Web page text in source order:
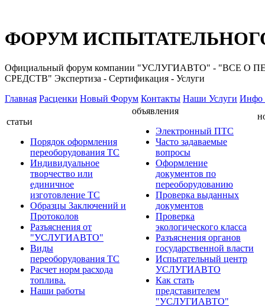
ФОРУМ
Официальный форум компании "УСЛУГИАВТО" -
СРЕДСТВ" Экспертиза - Сертификация - Услуги
Главная Расценки Новый Форум Контакты Наши Услуги Инфо
статьи
Порядок оформления
переоборудования ТС
Индивидуальное
творчество или
единичное
изготовление ТС
Образцы Заключений и
Протоколов
Разъяснения от
"УСЛУГИАВТО"
Виды
переоборудования ТС
Расчет норм расхода
топлива.
Наши работы
объявления
Электронный ПТС
Часто задаваемые
вопросы
Оформление
документов по
переоборудованию
Проверка выданных
документов
Проверка
экологического класса
Разъяснения органов
государственной власти
Испытательный центр
УСЛУГИАВТО
Как стать
представителем
"УСЛУГИАВТО"